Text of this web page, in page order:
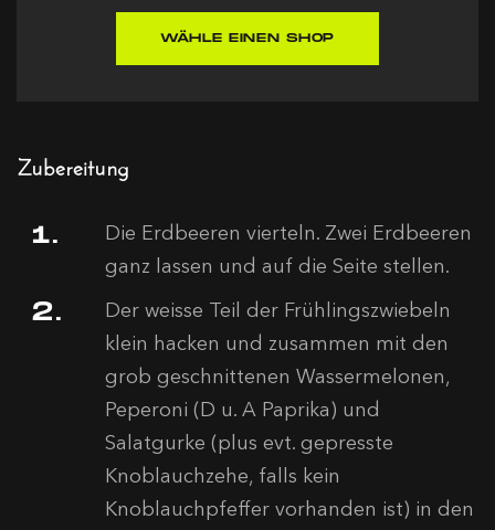
WÄHLE EINEN SHOP
Zubereitung
Die Erdbeeren vierteln. Zwei Erdbeeren
ganz lassen und auf die Seite stellen.
Der weisse Teil der Frühlingszwiebeln
klein hacken und zusammen mit den
grob geschnittenen Wassermelonen,
Peperoni (D u. A Paprika) und
Salatgurke (plus evt. gepresste
Knoblauchzehe, falls kein
Knoblauchpfeffer vorhanden ist) in den